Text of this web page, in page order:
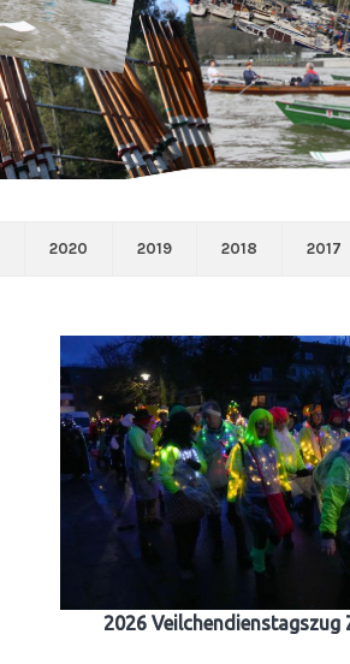
2020 2019 2018 2017
2026 Veilchendienstagszug